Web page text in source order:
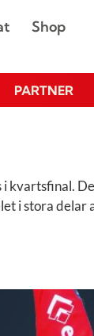
Shop
PARTNER
i kvartsfinal.
i stora delar